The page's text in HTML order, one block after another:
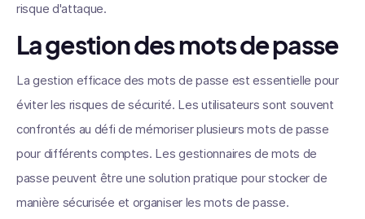
risque d'attaque.
La gestion des mots de passe
La gestion efficace des mots de passe est essentielle pour
éviter les risques de sécurité. Les utilisateurs sont souvent
confrontés au défi de mémoriser plusieurs mots de passe
pour différents comptes. Les gestionnaires de mots de
passe peuvent être une solution pratique pour stocker de
manière sécurisée et organiser les mots de passe.